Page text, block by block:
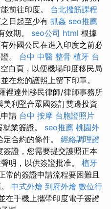
前往印度。 台北撥筋課程
日起至少有 抓姦 seo推薦
效期。 seo公司 html 根據
外國公民在進入印度之前必
。 台中 中醫 整骨 植牙 台
白頁，以便機場印度移民局
在您的護照上留下印章。
裡達州移民律師/律師事務所
利堅合眾國簽訂雙邊投資
請 台中 按摩 台胞證照片
業簽證。 seo推薦 桃園外
合約的條件。 經絡調理證
證，您需要提交護照正本
明，以供簽證批准。 植牙
常的簽證申請流程要困難且
中式外燴 到府外燴 數位行
在手機上攜帶印度電子簽證